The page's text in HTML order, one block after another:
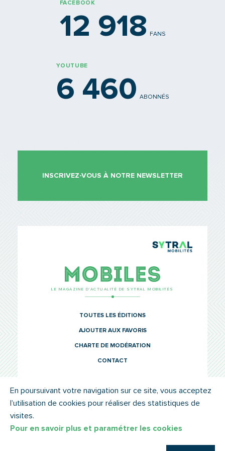
FACEBOOK
12 918 FANS
YOUTUBE
6 460 ABONNÉS
INSCRIVEZ-VOUS À NOTRE NEWSLETTER
LE MAGAZINE D’ACTUALITÉ DE SYTRAL MOBILITÉS
TOUTES LES ÉDITIONS
AJOUTER AUX FAVORIS
CHARTE DE MODÉRATION
CONTACT
© SYTRAL MOBILITÉS 2022 MENTIONS LÉGALES
En poursuivant votre navigation sur ce site, vous acceptez
l’utilisation de cookies pour réaliser des statistiques de
visites.
Pour en savoir plus et paramétrer les cookies